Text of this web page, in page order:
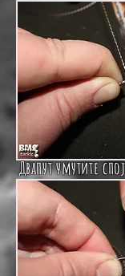
Двапут умутите